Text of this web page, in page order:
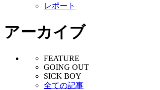
レポート
アーカイブ
FEATURE
GOING OUT
SICK BOY
全ての記事